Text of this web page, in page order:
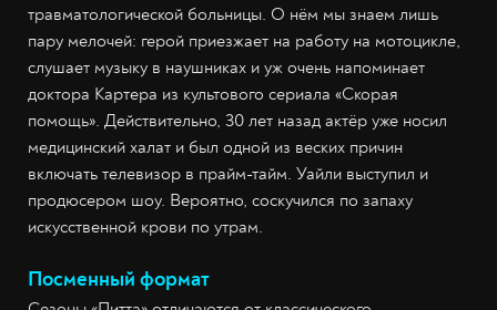
травматологической больницы. О нём мы знаем лишь
пару мелочей: герой приезжает на работу на мотоцикле,
слушает музыку в наушниках и уж очень напоминает
доктора Картера из культового сериала «Скорая
помощь». Действительно, 30 лет назад актёр уже носил
медицинский халат и был одной из веских причин
включать телевизор в прайм-тайм. Уайли выступил и
продюсером шоу. Вероятно, соскучился по запаху
искусственной крови по утрам.
Посменный формат